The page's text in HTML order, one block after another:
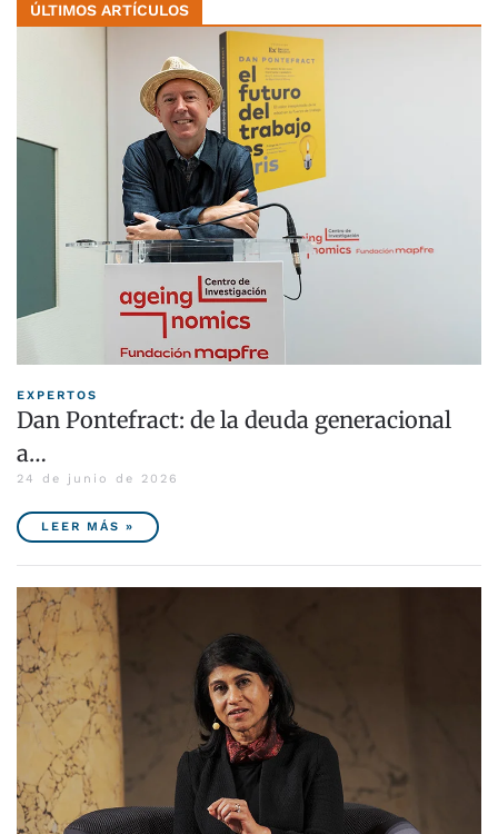
ÚLTIMOS ARTÍCULOS
EXPERTOS
Dan Pontefract: de la deuda generacional
a…
24 de junio de 2026
LEER MÁS »